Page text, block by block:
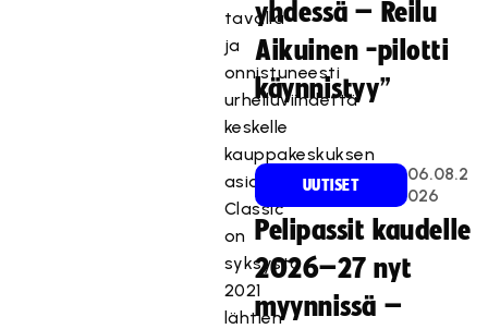
tavalla
ja
onnistuneesti
urheiluviihdettä
keskelle
kauppakeskuksen
asiakasvirtoja.
Classic
on
syksystä
2021
lähtien
yhdessä – Reilu
Aikuinen -pilotti
käynnistyy”
UUTISET
06.08.2
026
Pelipassit kaudelle
2026–27 nyt
myynnissä –